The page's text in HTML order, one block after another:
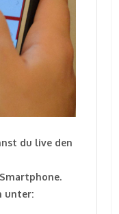
du live den
unter: